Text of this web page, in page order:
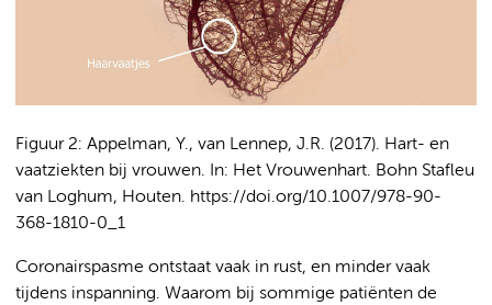
Figuur 2: Appelman, Y., van Lennep, J.R. (2017). Hart- en
vaatziekten bij vrouwen. In: Het Vrouwenhart. Bohn Stafleu
van Loghum, Houten. https://doi.org/10.1007/978-90-
368-1810-0_1
Coronairspasme ontstaat vaak in rust, en minder vaak
tijdens inspanning. Waarom bij sommige patiënten de